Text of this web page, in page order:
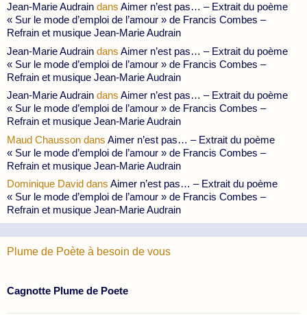
Jean-Marie Audrain dans Aimer n’est pas… – Extrait du poème
« Sur le mode d’emploi de l’amour » de Francis Combes –
Refrain et musique Jean-Marie Audrain
Jean-Marie Audrain dans Aimer n’est pas… – Extrait du poème
« Sur le mode d’emploi de l’amour » de Francis Combes –
Refrain et musique Jean-Marie Audrain
Jean-Marie Audrain dans Aimer n’est pas… – Extrait du poème
« Sur le mode d’emploi de l’amour » de Francis Combes –
Refrain et musique Jean-Marie Audrain
Maud Chausson dans Aimer n’est pas… – Extrait du poème
« Sur le mode d’emploi de l’amour » de Francis Combes –
Refrain et musique Jean-Marie Audrain
Dominique David dans Aimer n’est pas… – Extrait du poème
« Sur le mode d’emploi de l’amour » de Francis Combes –
Refrain et musique Jean-Marie Audrain
Plume de Poète à besoin de vous
Cagnotte Plume de Poete